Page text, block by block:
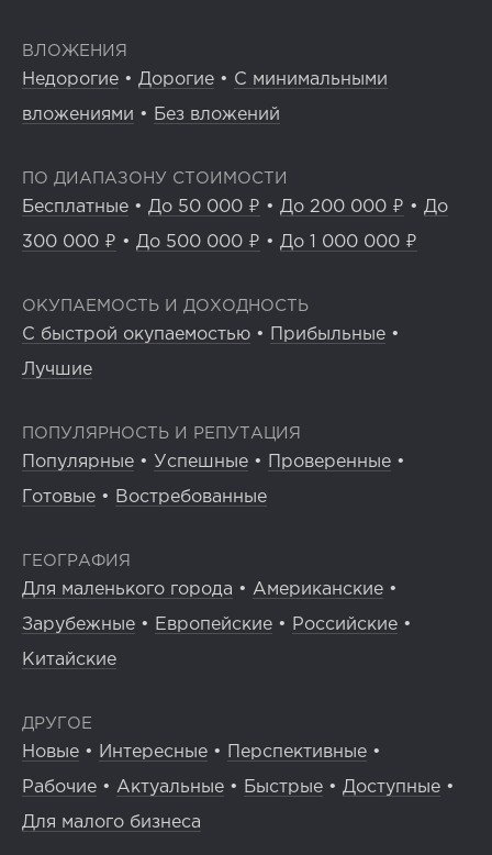
запустила онлайн‑платформу...
ВЛОЖЕНИЯ
Недорогие • Дорогие • С минимальными
вложениями • Без вложений
ПО ДИАПАЗОНУ СТОИМОСТИ
Бесплатные • До 50 000 ₽ • До 200 000 ₽ • До
300 000 ₽ • До 500 000 ₽ • До 1 000 000 ₽
ОКУПАЕМОСТЬ И ДОХОДНОСТЬ
С быстрой окупаемостью • Прибыльные •
Лучшие
ПОПУЛЯРНОСТЬ И РЕПУТАЦИЯ
Популярные • Успешные • Проверенные •
Готовые • Востребованные
ГЕОГРАФИЯ
Для маленького города • Американские •
Зарубежные • Европейские • Российские •
Китайские
ДРУГОЕ
Новые • Интересные • Перспективные •
Рабочие • Актуальные • Быстрые • Доступные •
Для малого бизнеса